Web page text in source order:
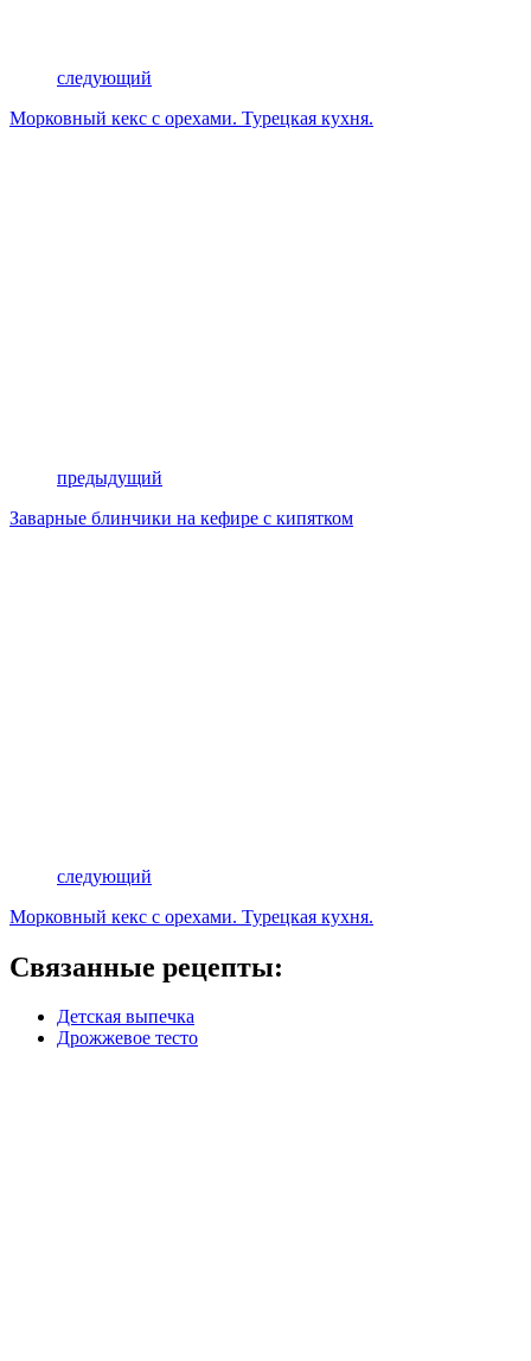
следующий
Морковный кекс с орехами. Турецкая кухня.
предыдущий
Заварные блинчики на кефире с кипятком
следующий
Морковный кекс с орехами. Турецкая кухня.
Связанные рецепты:
Детская выпечка
Дрожжевое тесто